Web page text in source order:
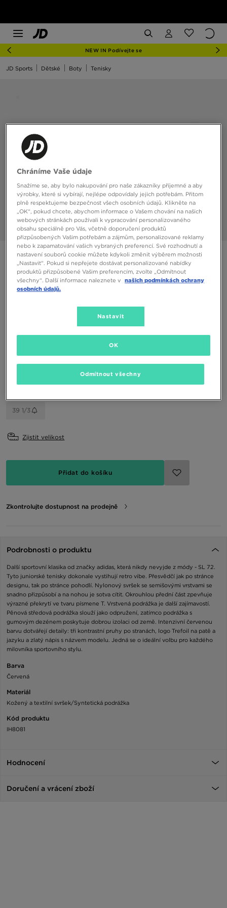
NEW IN Podívejte se
JD Sports Dětské Boty Tenisky
ADIDAS SL 72 RS J
1690 Kč
39 1/3
Zjistit velikost
Přidat do košíku
Zkontrolujte dostupnost na prodejně
Podrobnosti o produktu
Další sportovní klasika od značky adidas, která nikdy nevyjde z módy - SL 72.
Tyto juniorské tenisky dokonale vystihují retro vibe. Přesvědčí jak po stránce
designu, tak po stránce pohodlí. Nylonový svršek se semišovými vrstvami se
snadno přizpůsobí a na nohou je sotva cítit. Okrouhlou přední část zpevňuje
výrazné překrytí ve tvaru písmene T. Vrstvená podrážka je další zajímavostí.
Pěnová středová podrážka slouží jako odpružení, zatímco podrážka s
gumovým dezénem poskytuje dobrou izolaci od země. Intenzivní červenou
barvu dotvářejí detaily: tři kontrastní pruhy po stranách, logo Trefoil na patě a
jazyku a zlatý nápis s názvem modelu. Jedná se o ideální volbu pro každého
milovníka sportovního stylu.
Barva
Červená
Materiál
Kožený a textilní svršek/Syntetická podrážka
Kód produktu
IH8081
Hodnocení
Doručení a vrácení zboží
Chráníme Vaše údaje
Snažíme se, aby bylo nakupování pro naše zákazníky příjemné a aby
výrobky, které si vybírají, nejlépe odpovídaly jejich potřebám. Přitom
plně respektujeme bezpečnost všech osobních údajů. Klikněte na
„OK“, pokud chcete, abychom informace o Vašem chování na našich
webových stránkách používali k vypracování personalizovaného
obsahu speciálně pro Vás, včetně doporučení produktů
přizpůsobených Vašim potřebám a zájmům, personalizované reklamy
nebo k zapamatování vašich vybraných preferencí. Své rozhodnutí a
nastavení souborů cookie můžete kdykoli změnit výběrem možnosti
„Nastavit“. Pokud si nepřejete dostávat personalizované nabídky
produktů přizpůsobené Vašim preferencím, zvolte „Odmítnout
všechny“. Další informace naleznete v našich podmínkách ochrany
osobních údajů.
Nastavit
Odmítnout všechny
OK